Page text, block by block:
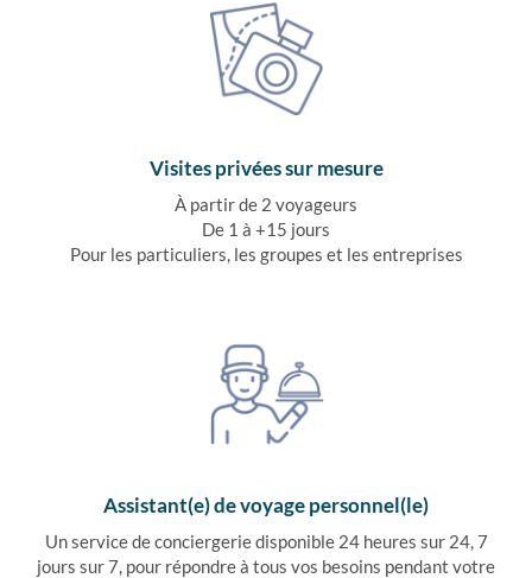
Visites privées sur mesure
À partir de 2 voyageurs
De 1 à +15 jours
Pour les particuliers, les groupes et les entreprises
Assistant(e) de voyage personnel(le)
Un service de conciergerie disponible 24 heures sur 24, 7
jours sur 7, pour répondre à tous vos besoins pendant votre